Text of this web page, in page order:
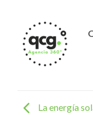
La energía